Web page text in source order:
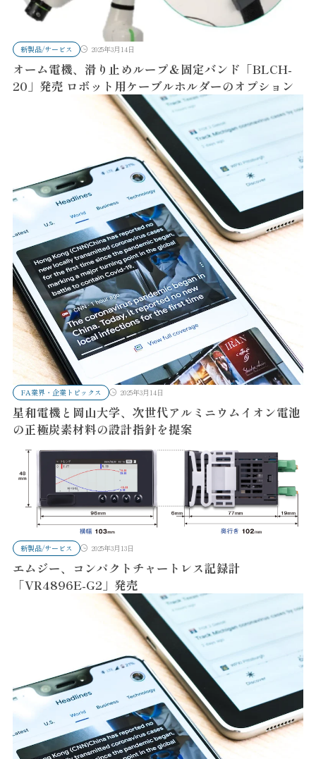
新製品/サービス 2025年3月14日
オーム電機、滑り止めループ＆固定バンド「BLCH-
20」発売 ロボット用ケーブルホルダーのオプション
FA業界・企業トピックス 2025年3月14日
星和電機と岡山大学、次世代アルミニウムイオン電池
の正極炭素材料の設計指針を提案
新製品/サービス 2025年3月13日
エムジー、コンパクトチャートレス記録計
「VR4896E-G2」発売